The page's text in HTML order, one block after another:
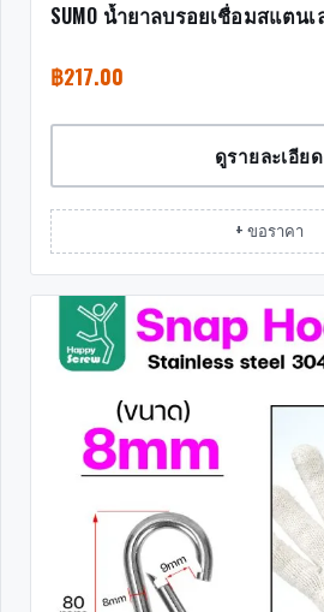
SUMO น้ำยาลบรอยเชื่อมสแตนเ
฿217.00
ดูรายละเอียด
+ ขอราคา